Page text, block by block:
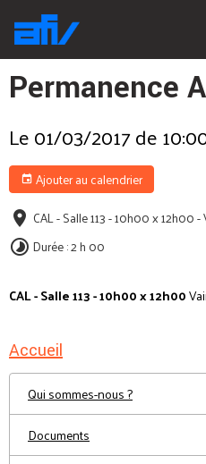
Permanence
Le 01/03/2017de
Ajouter au calendrier
CAL - Salle 113 - 10h00 x 12h00
Durée : 2 h 00
CAL - Salle 113 - 10h00 x 12h00
Accueil
Qui sommes-nous ?
Documents